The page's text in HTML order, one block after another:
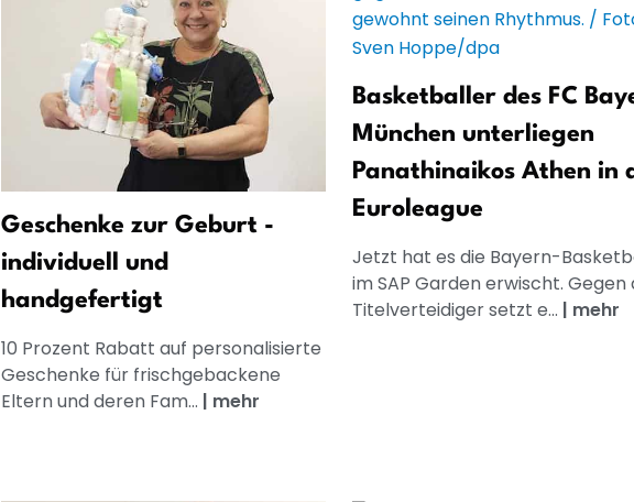
Geschenke zur Geburt -
individuell und
handgefertigt
10 Prozent Rabatt auf personalisierte
Geschenke für frischgebackene
Eltern und deren Fam... | mehr
Basketballer des FC
München unterliegen
Panathinaikos Athen in
Euroleague
Jetzt hat es die Bayern-
im SAP Garden erwischt. Gegen
Titelverteidiger setzt e... | mehr